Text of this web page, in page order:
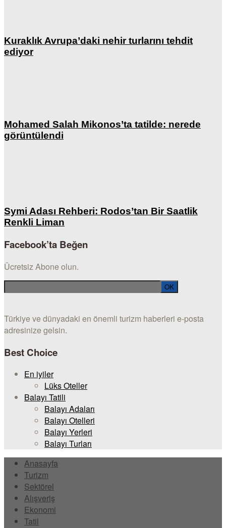
Kuraklık Avrupa’daki nehir turlarını tehdit
ediyor
Mohamed Salah Mikonos’ta tatilde: nerede
görüntülendi
Symi Adası Rehberi: Rodos’tan Bir Saatlik
Renkli Liman
Facebook’ta Beğen
Ücretsiz Abone olun.
Türkiye ve dünyadaki en önemli turizm haberleri e-posta
adresinize gelsin.
Best Choice
En iyiler
Lüks Oteller
Balayı Tatili
Balayı Adaları
Balayı Otelleri
Balayı Yerleri
Balayı Turları
Anasayfa
Turizm
Sektörel
Alışveriş
Ekonomi
Tatil